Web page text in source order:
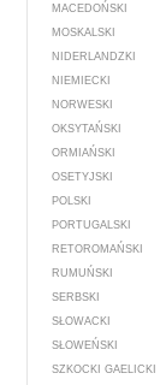
MACEDOŃSKI
MOSKALSKI
NIDERLANDZKI
NIEMIECKI
NORWESKI
OKSYTAŃSKI
ORMIAŃSKI
OSETYJSKI
POLSKI
PORTUGALSKI
RETOROMAŃSKI
RUMUŃSKI
SERBSKI
SŁOWACKI
SŁOWEŃSKI
SZKOCKI GAELICKI